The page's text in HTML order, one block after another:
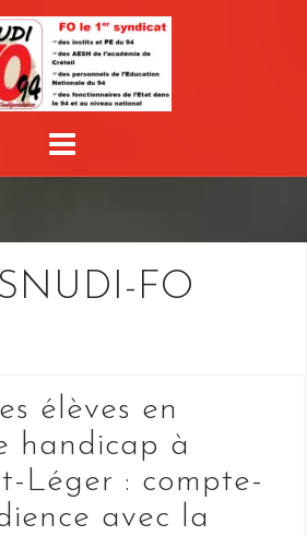
FO
élèves en
handicap à
Léger : compte-
avec la